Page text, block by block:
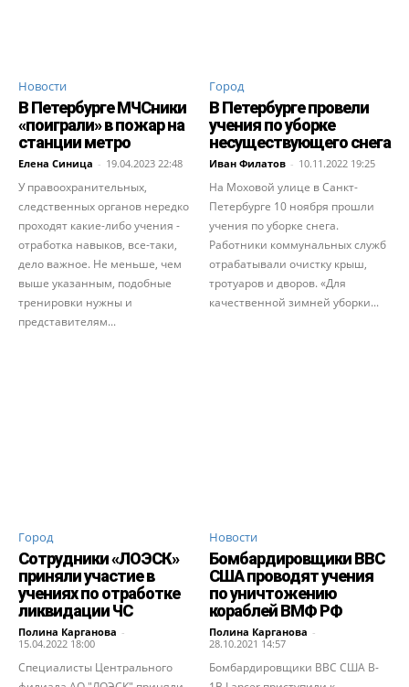
Новости
В Петербурге МЧСники
«поиграли» в пожар на
станции метро
Елена Синица - 19.04.2023 22:48
У правоохранительных,
следственных органов нередко
проходят какие-либо учения -
отработка навыков, все-таки,
дело важное. Не меньше, чем
выше указанным, подобные
тренировки нужны и
представителям...
Город
В Петербурге провели
учения по уборке
несуществующего снега
Иван Филатов - 10.11.2022 19:25
На Моховой улице в Санкт-
Петербурге 10 ноября прошли
учения по уборке снега.
Работники коммунальных служб
отрабатывали очистку крыш,
тротуаров и дворов. «Для
качественной зимней уборки...
Город
Сотрудники «ЛОЭСК»
приняли участие в
учениях по отработке
ликвидации ЧС
Полина Карганова -
15.04.2022 18:00
Специалисты Центрального
Новости
Бомбардировщики ВВС
США проводят учения
по уничтожению
кораблей ВМФ РФ
Полина Карганова -
28.10.2021 14:57
Бомбардировщики ВВС США B-